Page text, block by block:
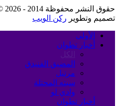
حقوق النشر محفوظة 2014 - 2026 © راديو تطوان
تصميم وتطوير ركن الويب
الأولى
أخبار تطوان
الكل
المضيق الفنيدق
مرتيل
سبته المحتلة
وادي لو
أخبار تطوان